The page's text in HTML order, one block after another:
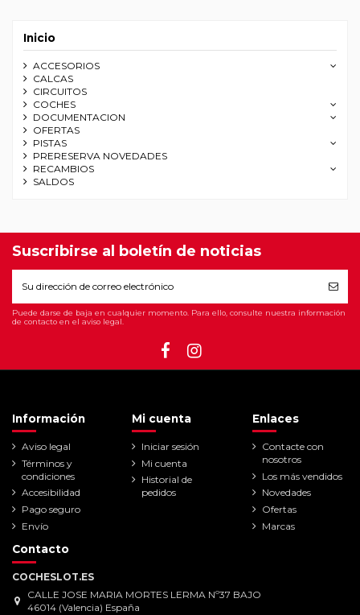
Inicio
ACCESORIOS
CALCAS
CIRCUITOS
COCHES
DOCUMENTACION
OFERTAS
PISTAS
PRERESERVA NOVEDADES
RECAMBIOS
SALDOS
Suscribirse al boletín de noticias
Puede darse de baja en cualquier momento. Para ello, consulte nuestra información
de contacto en el aviso legal.
Información
Aviso legal
Términos y
condiciones
Accesibilidad
Pago seguro
Envío
Mi cuenta
Iniciar sesión
Mi cuenta
Historial de
pedidos
Enlaces
Contacte con
nosotros
Los más vendidos
Novedades
Ofertas
Marcas
Contacto
COCHESLOT.ES
CALLE JOSE MARIA MORTES LERMA Nº37 BAJO
46014 (Valencia) España